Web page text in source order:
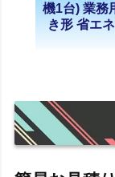
機1台) 業務
き形 省エ